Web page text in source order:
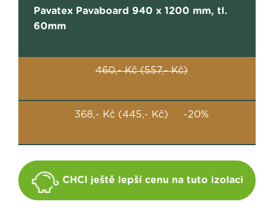
Pavatex Pavaboard 940 x 1200 mm, tl.
60mm
460,- Kč (557,- Kč)
368,- Kč (445,- Kč) -20%
CHCI ještě lepší cenu na tuto izolaci